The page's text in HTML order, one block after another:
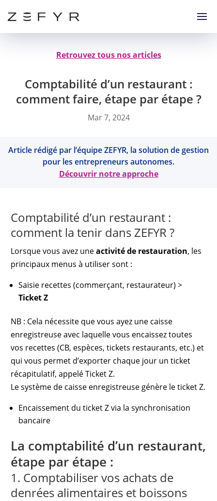
Retrouvez tous nos articles
Comptabilité d’un restaurant :
comment faire, étape par étape ?
Mar 7, 2024
Article rédigé par l’équipe ZEFYR, la solution de gestion
pour les entrepreneurs autonomes.
Découvrir notre approche
Comptabilité d’un restaurant :
comment la tenir dans ZEFYR ?
Lorsque vous avez uneactivité de restauration, les
principaux menus à utiliser sont :
Saisie recettes (commerçant, restaurateur) >
Ticket Z
NB : Cela nécessite que vous ayez une caisse
enregistreuse avec laquelle vous encaissez toutes
vos recettes (CB, espèces, tickets restaurants, etc.) et
qui vous permet d’exporter chaque jour un ticket
récapitulatif, appelé Ticket Z.
Le système de caisse enregistreuse génère le ticket Z.
Encaissement du ticket Z via la synchronisation
bancaire
La comptabilité d’un restaurant,
étape par étape :
1. Comptabiliser vos achats de
denrées alimentaires et boissons